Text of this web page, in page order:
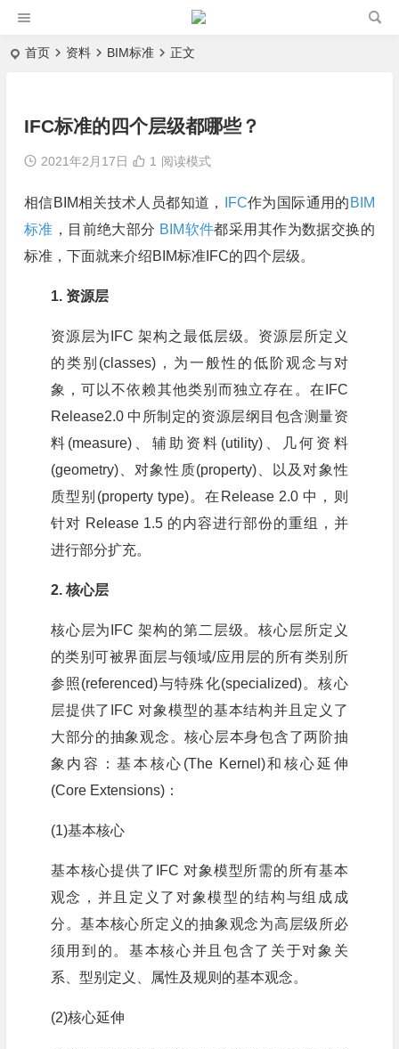
首页 资料 BIM标准 正文
IFC标准的四个层级都哪些？
2021年2月17日 1 阅读模式
相信BIM相关技术人员都知道， IFC作为国际通用的 BIM
标准 ，目前绝大部分 BIM软件都采用其作为数据交换的
标准，下面就来介绍BIM标准IFC的四个层级。
1. 资源层
资源层为IFC 架构之最低层级。资源层所定义
的类别(classes)，为一般性的低阶观念与对
象，可以不依赖其他类别而独立存在。在IFC
Release2.0 中所制定的资源层纲目包含测量资
料(measure)、辅助资料(utility)、几何资料
(geometry)、对象性质(property)、以及对象性
质型别(property type)。在Release 2.0 中，则
针对 Release 1.5 的内容进行部份的重组，并
进行部分扩充。
2. 核心层
核心层为IFC 架构的第二层级。核心层所定义
的类别可被界面层与领域/应用层的所有类别所
参照(referenced)与特殊化(specialized)。核心
层提供了IFC 对象模型的基本结构并且定义了
大部分的抽象观念。核心层本身包含了两阶抽
象内容：基本核心(The Kernel)和核心延伸
(Core Extensions)：
(1)基本核心
基本核心提供了IFC 对象模型所需的所有基本
观念，并且定义了对象模型的结构与组成成
分。基本核心所定义的抽象观念为高层级所必
须用到的。基本核心并且包含了关于对象关
系、型别定义、属性及规则的基本观念。
(2)核心延伸